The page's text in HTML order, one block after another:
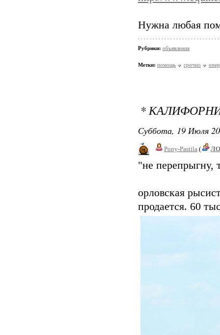
Нужна любая
Рубрики: объявления
Метки: помощь срочно
*
Суббота, 19 Июля
Pony-Pastila (
"не перепрыгну,
орловская
продается. 60